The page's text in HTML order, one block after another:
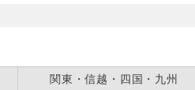
関東・信越・四国・九州